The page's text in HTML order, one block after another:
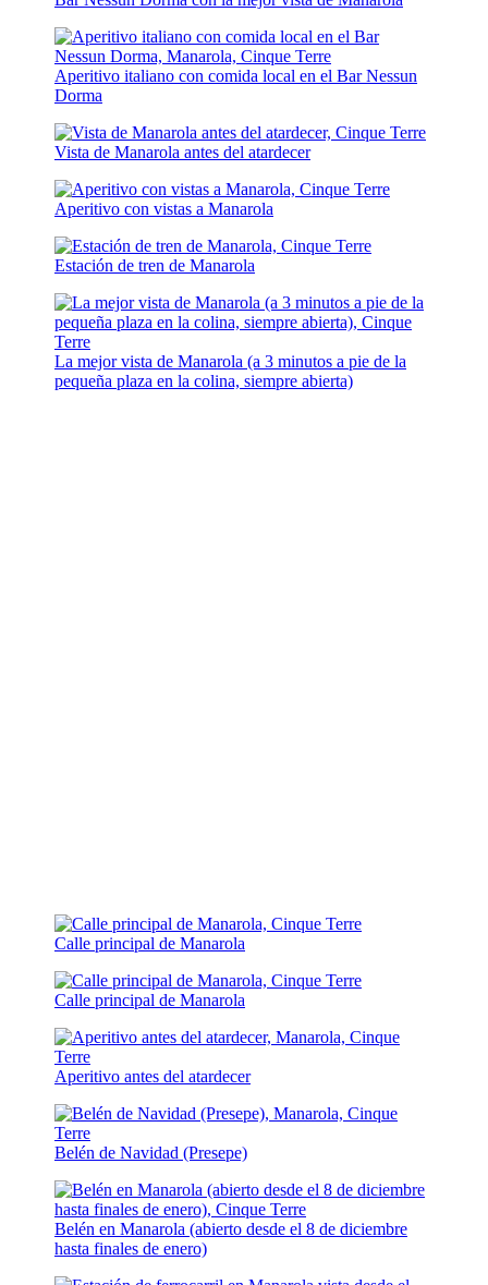
Aperitivo italiano con comida local en el Bar Nessun
Dorma
Vista de Manarola antes del atardecer
Aperitivo con vistas a Manarola
Estación de tren de Manarola
La mejor vista de Manarola (a 3 minutos a pie de la
pequeña plaza en la colina, siempre abierta)
Calle principal de Manarola
Calle principal de Manarola
Aperitivo antes del atardecer
Belén de Navidad (Presepe)
Belén en Manarola (abierto desde el 8 de diciembre
hasta finales de enero)